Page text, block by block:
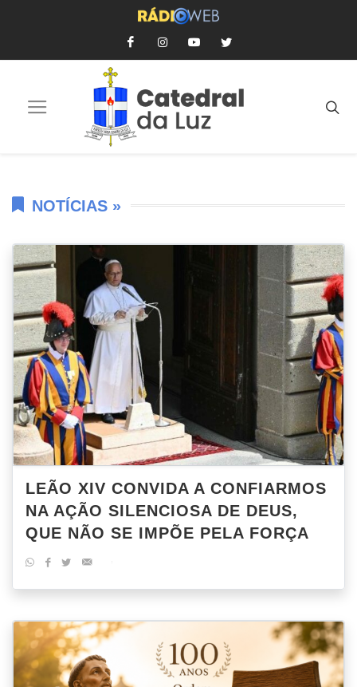
NOTÍCIAS »
LEÃO XIV CONVIDA A CONFIARMOS
NA AÇÃO SILENCIOSA DE DEUS,
QUE NÃO SE IMPÕE PELA FORÇA